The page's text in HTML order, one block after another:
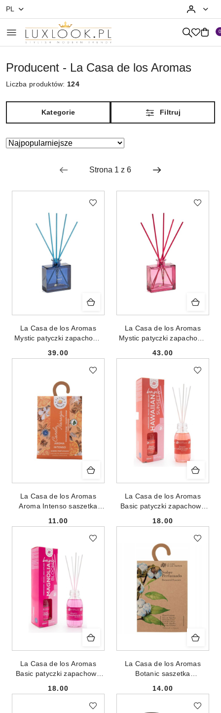
Przejdź do treści głównej
Przejdź do wyszukiwarki
Przejdź do moje konto
Przejdź do menu głównego
Przejdź do stopki
0
PL
Producent - La Casa de los Aromas
Liczba produktów: 124
Kategorie Filtruj
Zastosowano
Najpopularniejsze.
Sortuj
La Casa de los Aromas
Mystic patyczki zapachowe
Cena:
39.00
La Casa de los Aromas
Mystic patyczki zapachowe
Cena:
43.00
La Casa de los Aromas
Aroma Intenso saszetka
Pomarańcza 100ml
Cena:
11.00
La Casa de los Aromas
Basic patyczki zapachowe
Cena:
18.00
La Casa de los Aromas
Basic patyczki zapachowe
Cena:
18.00
La Casa de los Aromas
Botanic saszetka
100mlCena:
14.00